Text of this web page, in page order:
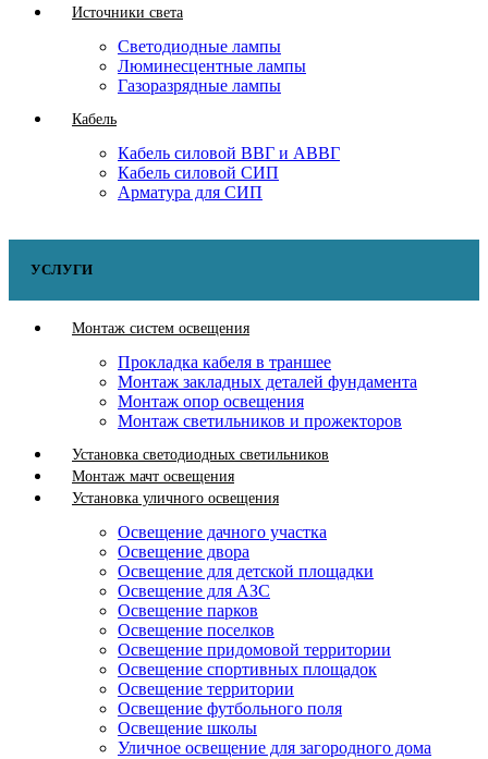
Источники света
Светодиодные лампы
Люминесцентные лампы
Газоразрядные лампы
Кабель
Кабель силовой ВВГ и АВВГ
Кабель силовой СИП
Арматура для СИП
УСЛУГИ
Монтаж систем освещения
Прокладка кабеля в траншее
Монтаж закладных деталей фундамента
Монтаж опор освещения
Монтаж светильников и прожекторов
Установка светодиодных светильников
Монтаж мачт освещения
Установка уличного освещения
Освещение дачного участка
Освещение двора
Освещение для детской площадки
Освещение для АЗС
Освещение парков
Освещение поселков
Освещение придомовой территории
Освещение спортивных площадок
Освещение территории
Освещение футбольного поля
Освещение школы
Уличное освещение для загородного дома